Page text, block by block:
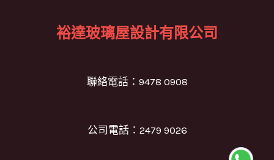
裕達玻璃屋設計有限公司
聯絡電話：9478 0908
公司電話：2479 9026